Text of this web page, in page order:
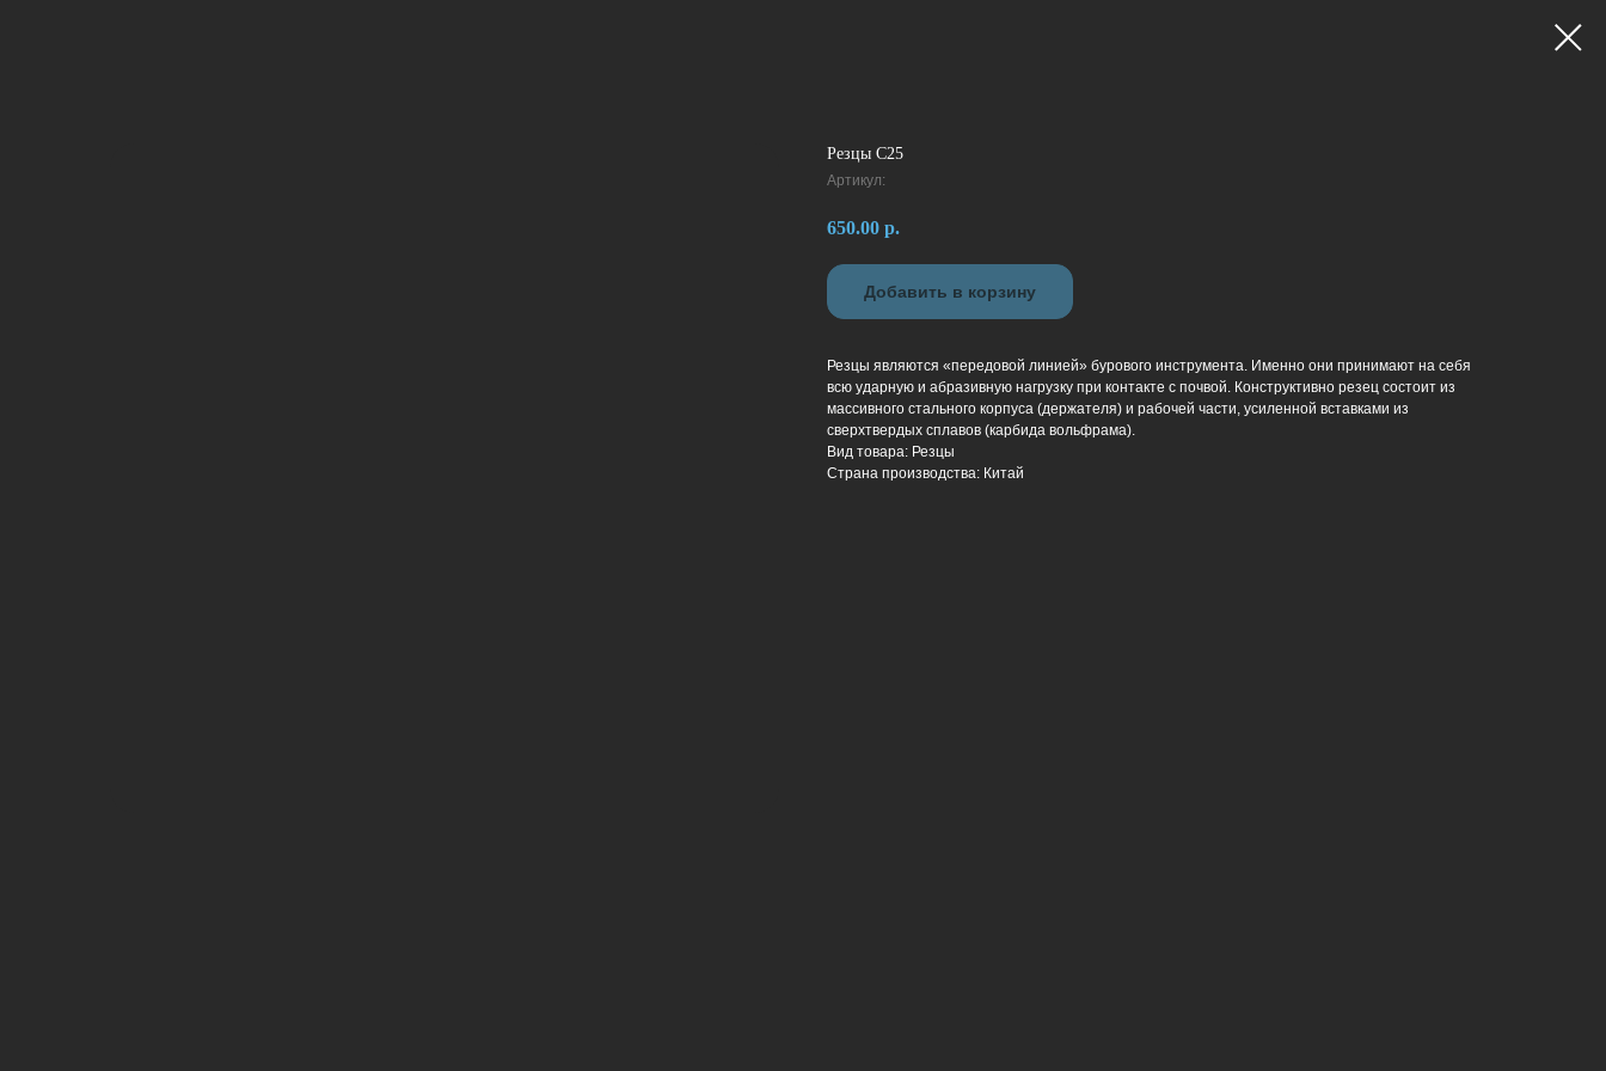
Резцы C25
Артикул:
650.00 р.
Добавить в корзину
Резцы являются «передовой линией» бурового инструмента. Именно они принимают на себя
всю ударную и абразивную нагрузку при контакте с почвой. Конструктивно резец состоит из
массивного стального корпуса (держателя) и рабочей части, усиленной вставками из
сверхтвердых сплавов (карбида вольфрама).
Вид товара: Резцы
Страна производства: Китай